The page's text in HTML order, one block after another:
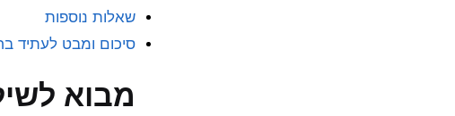
שאלות נוספות
סיכום ומבט לעתיד
מבוא